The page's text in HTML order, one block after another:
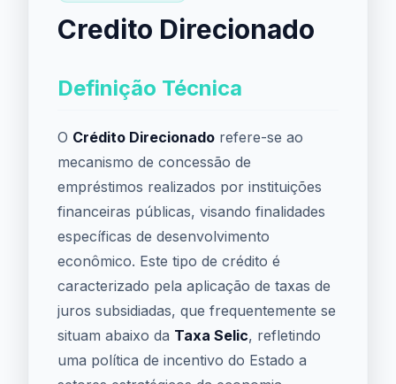
Credito Direcionado
Definição Técnica
O Crédito Direcionado refere-se ao
mecanismo de concessão de
empréstimos realizados por instituições
financeiras públicas, visando finalidades
específicas de desenvolvimento
econômico. Este tipo de crédito é
caracterizado pela aplicação de taxas de
juros subsidiadas, que frequentemente se
situam abaixo da Taxa Selic, refletindo
uma política de incentivo do Estado a